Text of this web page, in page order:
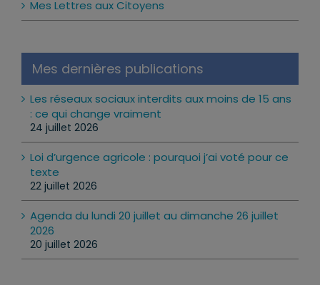
Mes Lettres aux Citoyens
Mes dernières publications
Les réseaux sociaux interdits aux moins de 15 ans
: ce qui change vraiment
24 juillet 2026
Loi d’urgence agricole : pourquoi j’ai voté pour ce
texte
22 juillet 2026
Agenda du lundi 20 juillet au dimanche 26 juillet
2026
20 juillet 2026